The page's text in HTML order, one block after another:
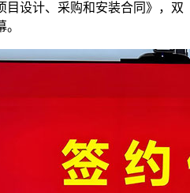
目设计、采购和安装合同》，双